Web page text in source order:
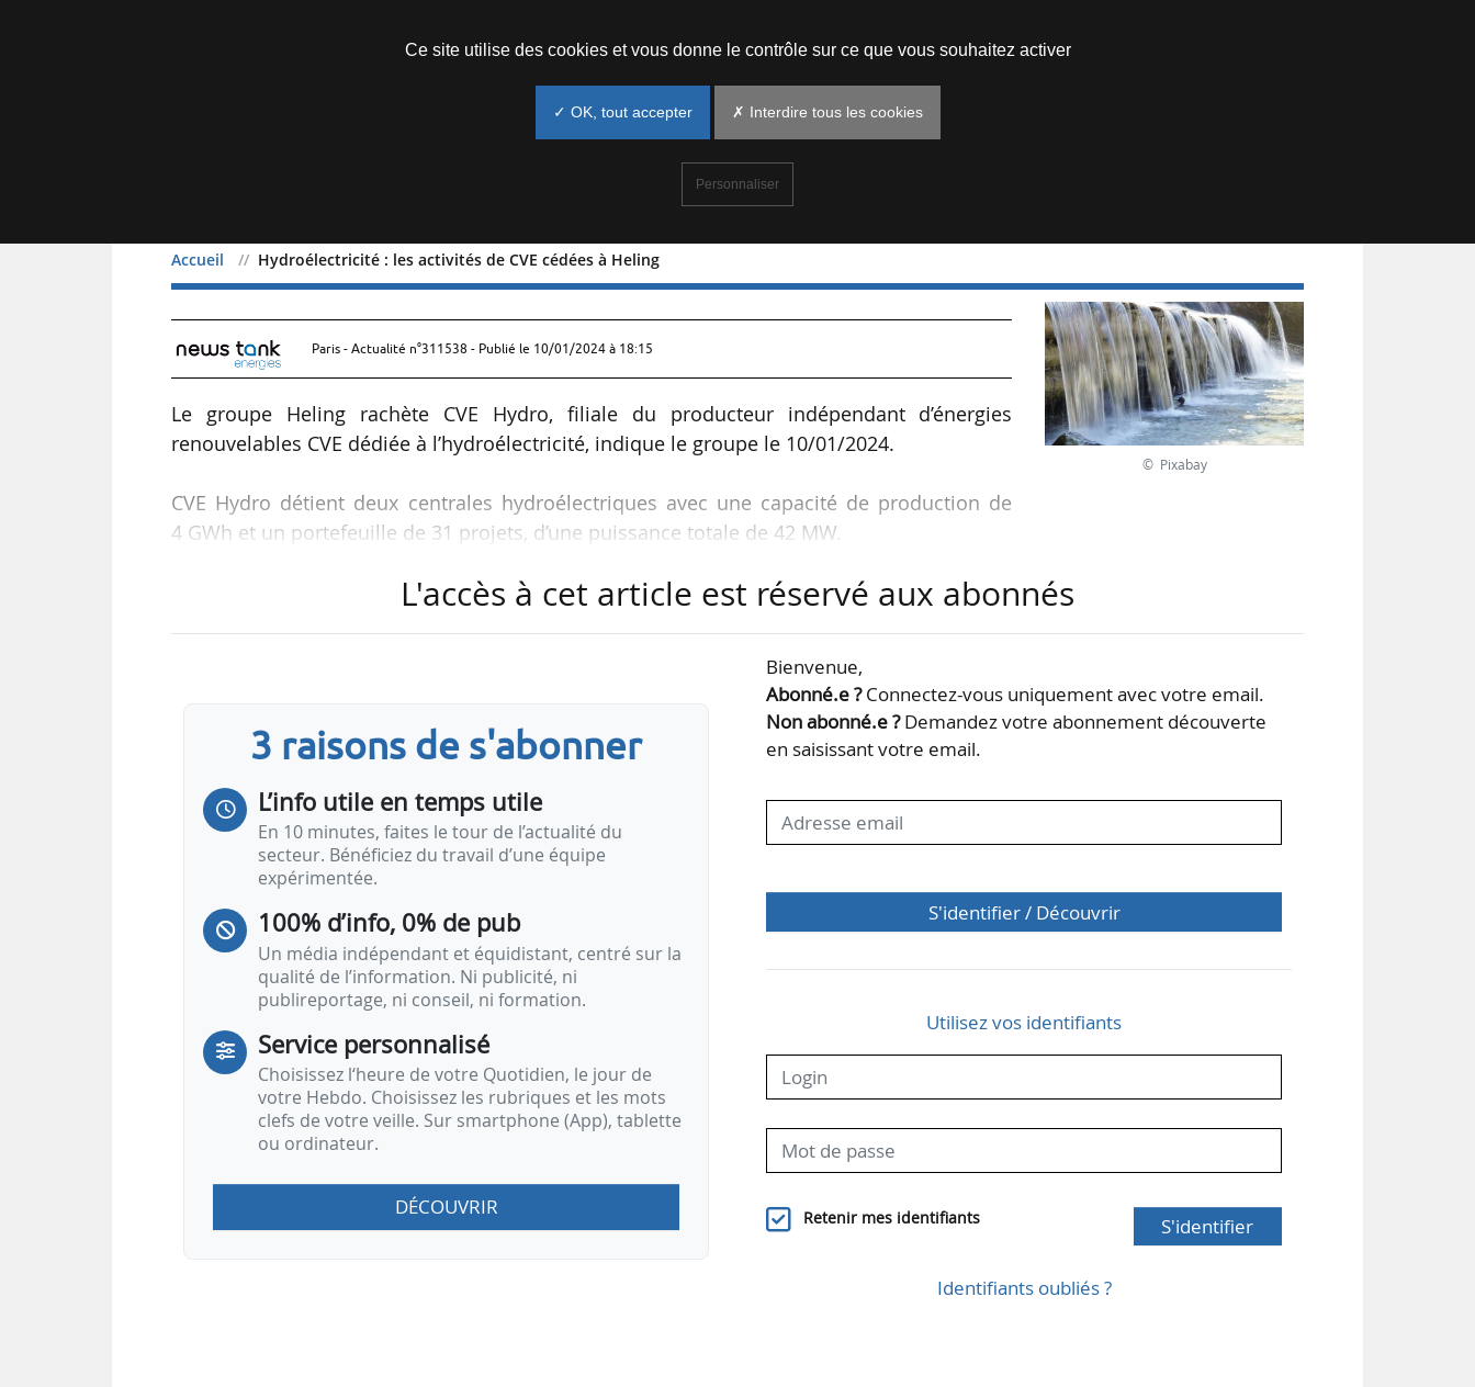
Accueil Hydroélectricité : les activités de CVE cédées à Heling
Hydroélectricité : les activités de CVE cédées à Heling
Paris - Actualité n°311538 - Publié le 10/01/2024 à 18:15
Le groupe Heling rachète CVE Hydro, filiale du producteur indépendant d’énergies
renouvelables CVE dédiée à l’hydroélectricité, indique le groupe le 10/01/2024.
CVE Hydro détient deux centrales hydroélectriques avec une capacité de production de
4 GWh et un portefeuille de 31 projets, d’une puissance totale de 42 MW.
Heling est une entreprise spécialisée dans les métiers du sous-sol et le développement de
chiffre d’affaires de 76,5 M€ en 2022, et emploie 400 salariés. Elle prévoit d’atteindre un
© Pixabay
L'accès à cet article est réservé aux abonnés
3 raisons de s'abonner
L’info utile en temps utile
En 10 minutes, faites le tour de l’actualité du
secteur. Bénéficiez du travail d’une équipe
expérimentée.
100% d’info, 0% de pub
Un média indépendant et équidistant, centré sur la
qualité de l’information. Ni publicité, ni
publireportage, ni conseil, ni formation.
Service personnalisé
Choisissez l‘heure de votre Quotidien, le jour de
votre Hebdo. Choisissez les rubriques et les mots
clefs de votre veille. Sur smartphone (App), tablette
ou ordinateur.
DÉCOUVRIR
Bienvenue,
Abonné.e ?Connectez-vous uniquement avec votre email.
Non abonné.e ?Demandez votre abonnement découverte
en saisissant votre email.
S'identifier / Découvrir
Utilisez vos identifiants
Retenir mes identifiants S'identifier
Identifiants oubliés ?
Ce site utilise des cookies et vous donne le contrôle sur ce que vous souhaitez activer
✓ OK, tout accepter ✗ Interdire tous les cookies
Personnaliser